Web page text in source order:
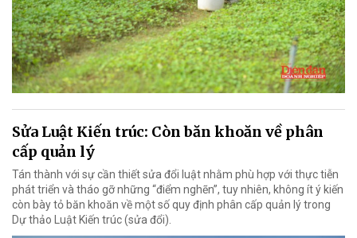
Sửa Luật Kiến trúc: Còn băn khoăn về phân
cấp quản lý
Tán thành với sự cần thiết sửa đổi luật nhằm phù hợp với thực tiễn
phát triển và tháo gỡ những “điểm nghẽn”, tuy nhiên, không ít ý kiến
còn bày tỏ băn khoăn về một số quy định phân cấp quản lý trong
Dự thảo Luật Kiến trúc (sửa đổi).